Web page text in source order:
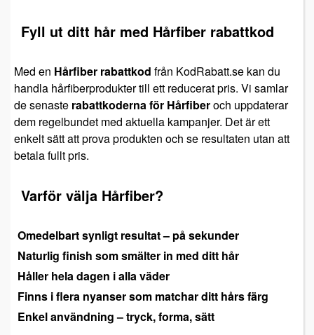
Fyll ut ditt hår med Hårfiber rabattkod
Med en Hårfiber rabattkod från KodRabatt.se kan du
handla hårfiberprodukter till ett reducerat pris. Vi samlar
de senaste rabattkoderna för Hårfiberoch uppdaterar
dem regelbundet med aktuella kampanjer. Det är ett
enkelt sätt att prova produkten och se resultaten utan att
betala fullt pris.
Varför välja Hårfiber?
Omedelbart synligt resultat – på sekunder
Naturlig finish som smälter in med ditt hår
Håller hela dagen i alla väder
Finns i flera nyanser som matchar ditt hårs färg
Enkel användning – tryck, forma, sätt